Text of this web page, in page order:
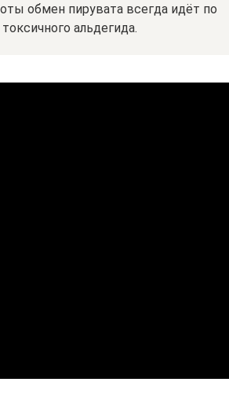
обмен пирувата всегда идёт по
альдегида.